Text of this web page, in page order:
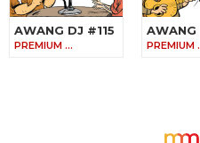
AWANG DJ #115
PREMIUM …
AWANG
PREMIUM